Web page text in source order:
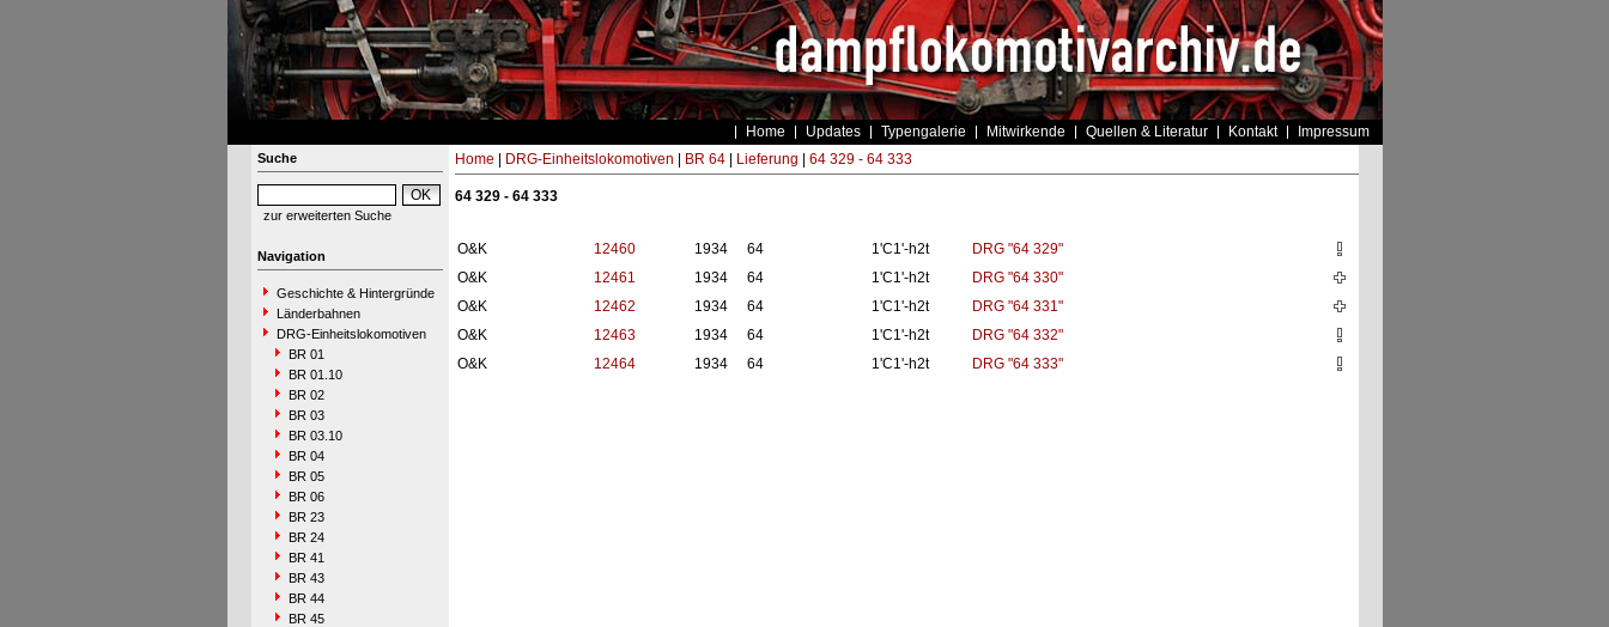
Home Updates Typengalerie Mitwirkende Quellen & Literatur Kontakt Impressum
Suche
zur erweiterten Suche
Navigation
Geschichte & Hintergründe
Länderbahnen
DRG-Einheitslokomotiven
BR 01
BR 01.10
BR 02
BR 03
BR 03.10
BR 04
BR 05
BR 06
BR 23
BR 24
BR 41
BR 43
BR 44
BR 45
Home DRG-Einheitslokomotiven BR 64| Lieferung 64 329 - 64 333
64 329 - 64 333
O&K 12460 1934 64 1'C1'-h2t
DRG "64 329"
O&K
12461 1934 64 1'C1'-h2t
DRG "64 330"
O&K
12462 1934 64 1'C1'-h2t
DRG "64 331"
O&K
12463 1934 64 1'C1'-h2t
DRG "64 332"
O&K
12464 1934 64 1'C1'-h2t DRG "64 333"